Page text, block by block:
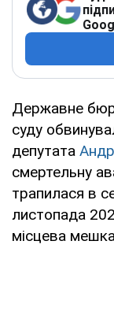
Державне
суду
депутата
смертельну
трапилася в
листопада
місцева